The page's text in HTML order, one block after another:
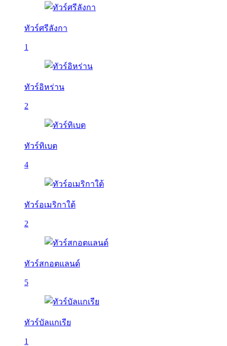
ทัวร์ศรีลังกา
1
ทัวร์อิหร่าน
2
ทัวร์ทิเบต
4
ทัวร์อเมริกาใต้
2
ทัวร์สกอตแลนด์
5
ทัวร์บัลเเกเรีย
1